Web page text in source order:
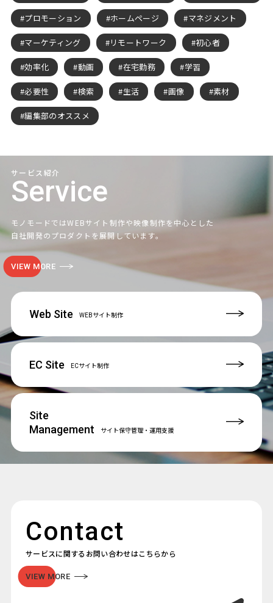
プロモーション ホームページ マネジメント
マーケティング リモートワーク 初心者
効率化 動画 在宅勤務 学習
必要性 検索 生活 画像 素材
編集部のオススメ
サービス紹介
Service
モノモードではWEBサイト制作や映像制作を中心とした
自社開発のプロダクトを展開しています。
VIEW MORE
Web Site WEBサイト制作
EC Site ECサイト制作
Site
Management
サイト保守管理・運用支援
Contact
サービスに関するお問い合わせはこちらから
VIEW MORE